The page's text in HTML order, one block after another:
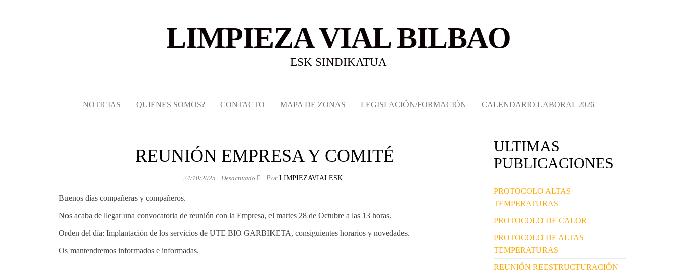
LIMPIEZA VIAL BILBAO
ESK SINDIKATUA
NOTICIAS QUIENES SOMOS? CONTACTO MAPA DE ZONAS LEGISLACIÓN/FORMACIÓN CALENDARIO LABORAL 2026
REUNIÓN EMPRESA Y COMITÉ
24/10/2025 Desactivado Por LIMPIEZAVIALESK
Buenos días compañeras y compañeros.
Nos acaba de llegar una convocatoria de reunión con la Empresa, el martes 28 de Octubre a las 13 horas.
Orden del día: Implantación de los servicios de UTE BIO GARBIKETA, consiguientes horarios y novedades.
Os mantendremos informados e informadas.
ULTIMAS
PUBLICACIONES
PROTOCOLO ALTAS
TEMPERATURAS
PROTOCOLO DE CALOR
PROTOCOLO DE ALTAS
TEMPERATURAS
REUNIÓN REESTRUCTURACIÓN